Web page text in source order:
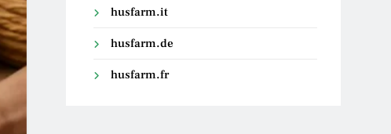
husfarm.it
husfarm.de
husfarm.fr